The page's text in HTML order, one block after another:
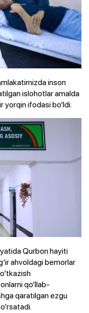
inson
islohotlar amalda
yorqin ifodasi bo‘ldi.
Qurbon hayiti
ahvoldagi bemorlar
qo‘llab-
qaratilgan ezgu